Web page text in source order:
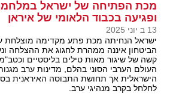
מכת הפתיחה של ישראל
ופגיעה בכבוד הלאומי של איראן
13 ב יוני 2025
ישראל הנחיתה מכת פתע מקדימה מוצלחת
הביטחון איננה ממהרת לחגוג את ההצלחה
קשה של שיגור מאות טילים בליסטיים
העולם הערבי הסוני בהלם, מדינות ערב
הישראלית אך תחושת התבוסה האיראנית
לחלחל בקרב מנהיגי ערב.